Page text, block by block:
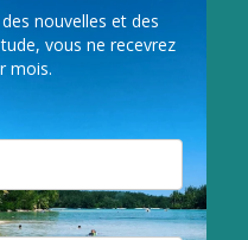
nouvelles et des
vous ne recevrez
mois.